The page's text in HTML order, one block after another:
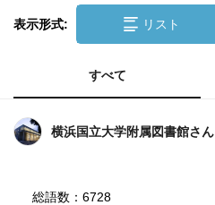
表示形式: リスト
すべて
横浜国立大学附属図書館さん
総語数：6728